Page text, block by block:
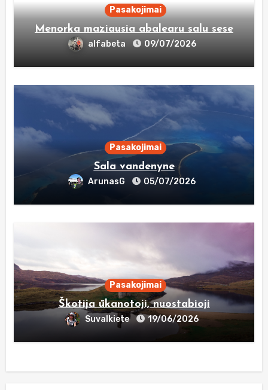
Pasakojimai
Menorka maziausia abalearu salu sese
alfabeta 09/07/2026
Pasakojimai
Sala vandenyne
ArunasG 05/07/2026
Pasakojimai
Škotija ūkanotoji, nuostabioji
Suvalkiete 19/06/2026